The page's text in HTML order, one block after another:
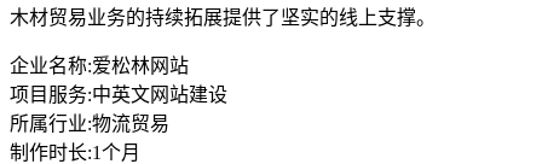
木材贸易业务的持续拓展提供了坚实的线上支撑。
企业名称:爱松林网站
项目服务:中英文网站建设
所属行业:物流贸易
制作时长:1个月